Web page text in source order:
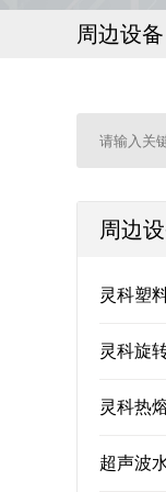
周边设备
周边
灵科塑
灵科旋
灵科热
超声波